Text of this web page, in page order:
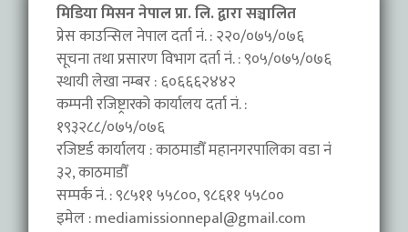
मिडिया मिसन नेपाल प्रा. लि. द्वारा सञ्चालित
प्रेस काउन्सिल नेपाल दर्ता नं. : २२०/०७५/०७६
सूचना तथा प्रसारण विभाग दर्ता नं. : ९०५/०७५/०७६
स्थायी लेखा नम्बर : ६०६६६२४४२
कम्पनी रजिष्ट्रारको कार्यालय दर्ता नं. :
१९३२८८/०७५/०७६
रजिष्टर्ड कार्यालय : काठमाडौँ महानगरपालिका वडा नंं
३२, काठमाडौँ
सम्पर्क नं. : ९८५११ ५५८००, ९८६११ ५५८००
इमेल :mediamissionnepal@gmail.com